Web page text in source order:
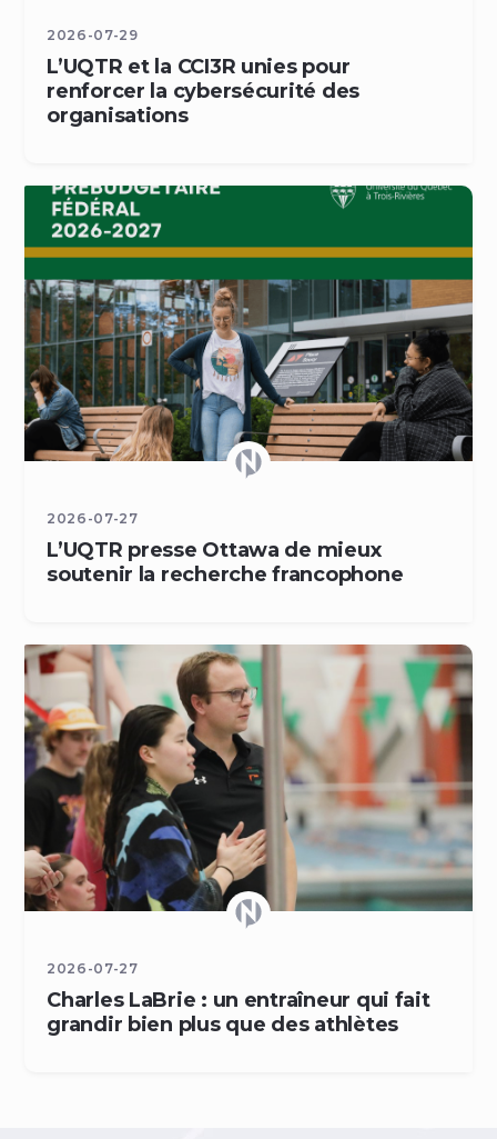
2026-07-29
L’UQTR et la CCI3R unies pour
renforcer la cybersécurité des
organisations
2026-07-27
L’UQTR presse Ottawa de mieux
soutenir la recherche francophone
2026-07-27
Charles LaBrie : un entraîneur qui fait
grandir bien plus que des athlètes